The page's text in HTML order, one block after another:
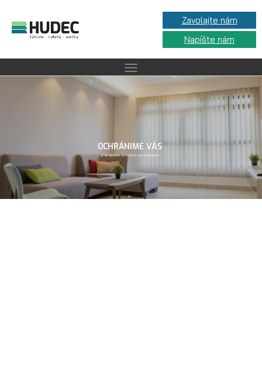
Napíšte nám
Zavolajte nám
OCHRÁNIME VÁS
pred slnkom aj neželanými pohľadmi